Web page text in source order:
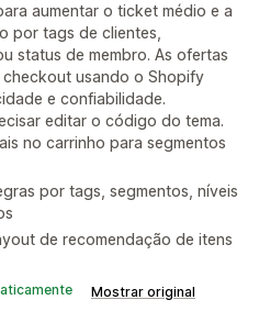
aumentar o ticket médio e a
por tags de clientes,
status de membro. As ofertas
usando o Shopify
e confiabilidade.
editar o código do tema.
no carrinho para segmentos
por tags, segmentos, níveis
de recomendação de itens
Mostrar original